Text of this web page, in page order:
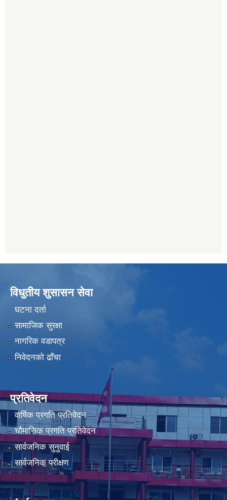
विधुतीय शुसासन सेवा
घटना दर्ता
सामाजिक सुरक्षा
नागरिक वडापत्र
निवेदनको ढाँचा
प्रतिवेदन
वार्षिक प्रगति प्रतिवेदन
चौमासिक प्रगति प्रतिवेदन
सार्वजनिक सुनुवाई
सार्वजनिक परीक्षण